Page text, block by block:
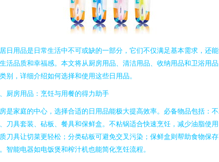
日用品是日常生活中不可或缺的一部分，它们不仅满足基本需求，还
活品质和幸福感。本文将从厨房用品、清洁用品、收纳用品和卫浴用
别，详细介绍如何选择和使用这些日用品。
厨房用品：烹饪与用餐的得力助手
是家庭的中心，选择合适的日用品能极大提高效率。必备物品包括：
刀具套装、砧板、餐具和保鲜盒。不粘锅适合快速烹饪，减少油脂使
刀具让切菜更轻松；分类砧板可避免交叉污染；保鲜盒则帮助食物保
智能电器如电饭煲和榨汁机也能简化烹饪流程。